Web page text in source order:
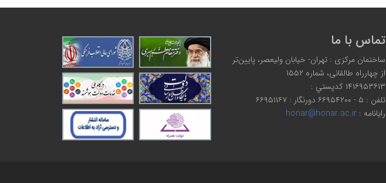
تماس با ما
ساختمان مرکزی : تهران- خیابان ولیعصر، پایین‌تر
از چهارراه طالقانی، شماره ۱۵۵۲
۱۴۱۶۹۵۳۶۱۳ كدپستي :
تلفن : ۵ - ۶۶۹۵۴۲۰۰ دورنگار : ۶۶۹۵۱۱۶۷
رایانامه : honar@honar.ac.ir